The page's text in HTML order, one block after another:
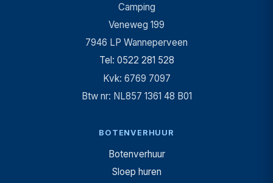
Camping
Veneweg 199
7946 LP Wanneperveen
Tel: 0522 281 528
Kvk: 6769 7097
Btw nr: NL857 1361 48 B01
BOTENVERHUUR
Botenverhuur
Sloep huren